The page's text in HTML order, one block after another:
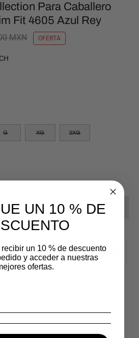
Para Caballero
Fit 4605 Azul Rey
MXN OFERTA
G XG 2XG
CUANDO ESTÉ DISPONIBLE
moderno. El Slim Fit ofrece una
mientras que el tejido elástico
UN 10 % DE
un 10 % de descuento
y acceder a nuestras
ofertas.